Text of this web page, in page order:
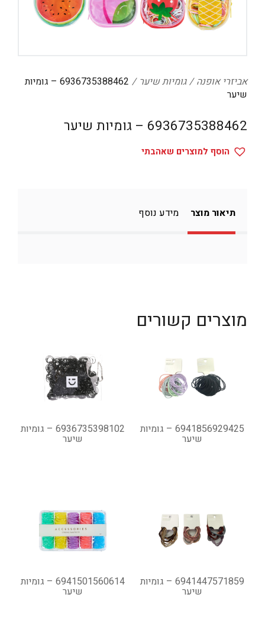
דיגיטל
הום אקססוריז
טיפוח
טקסטיל לבית
מטבח
מסיבות וימי הולדת
ספורט
קוסמטיקה
אביזרי אופנה גומיות שיער
6936735388462 – גומיות
שיער
6936735388462 – גומיות שיער
הוסף למוצרים שאהבתי
תיאור מוצר מידע נוסף
מוצרים קשורים
6941856929425 – גומיות
שיער
6936735398102 – גומיות
שיער
6941447571859 – גומיות
שיער
6941501560614 – גומיות
שיער